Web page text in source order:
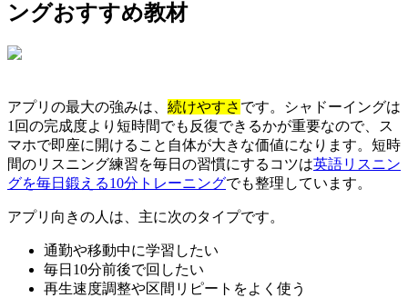
ングおすすめ教材
アプリの最大の強みは、 続けやすさ です。シャドーイングは
1回の完成度より短時間でも反復できるかが重要なので、ス
マホで即座に開けること自体が大きな価値になります。短時
間のリスニング練習を毎日の習慣にするコツは英語リスニン
グを毎日鍛える10分トレーニングでも整理しています。
アプリ向きの人は、主に次のタイプです。
通勤や移動中に学習したい
毎日10分前後で回したい
再生速度調整や区間リピートをよく使う